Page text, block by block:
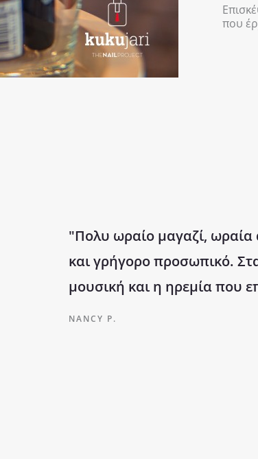
που
"Πολυ ωραίο μαγαζί, ωραία
και γρήγορο προσωπικό.
μουσική και η ηρεμία που
NANCY P.